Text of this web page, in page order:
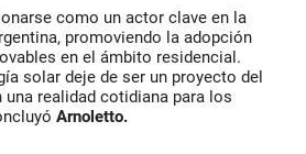
como un actor clave en la
promoviendo la adopción
en el ámbito residencial.
solar deje de ser un proyecto del
realidad cotidiana para los
Arnoletto.